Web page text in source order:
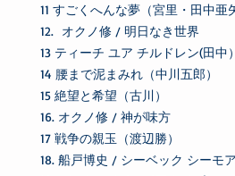
11 すごくへんな夢（宮里・田中亜
12. オクノ修 / 明日なき世界
13 ティーチ ユア チルドレン(田中）
14 腰まで泥まみれ（中川五郎）
15 絶望と希望（古川）
16. オクノ修 / 神が味方
17 戦争の親玉（渡辺勝）
18. 船戸博史 / シーベック シーモ